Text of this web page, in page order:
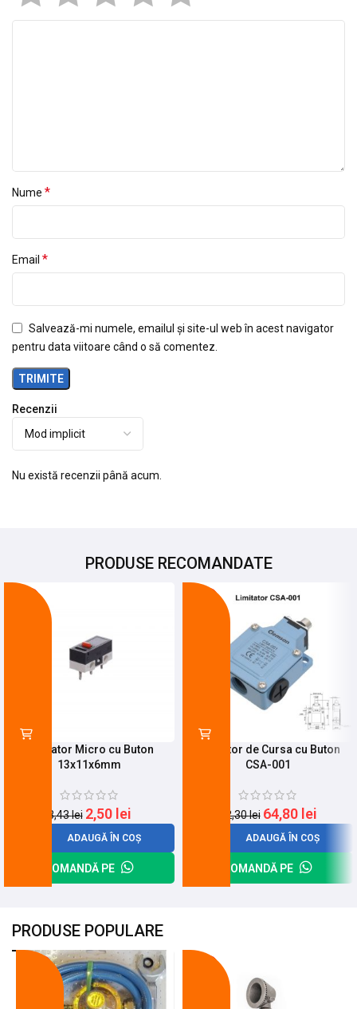
Recenzii
Nu există recenzii până acum.
Nume *
Email *
Salvează-mi numele, emailul și site-ul web în acest navigator
pentru data viitoare când o să comentez.
PRODUSE RECOMANDATE
Limitator Micro cu Buton
13x11x6mm
3,43lei 2,50 lei
ADAUGĂ ÎN COȘ
COMANDĂ PE
Limitator de Cursa cu Buton
CSA-001
82,30lei 64,80 lei
ADAUGĂ ÎN COȘ
COMANDĂ PE
PRODUSE POPULARE